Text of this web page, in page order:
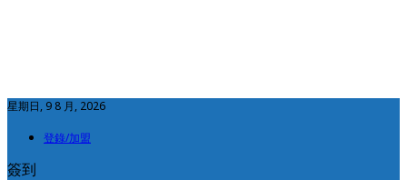
星期日, 9 8 月, 2026
登錄/加盟
簽到